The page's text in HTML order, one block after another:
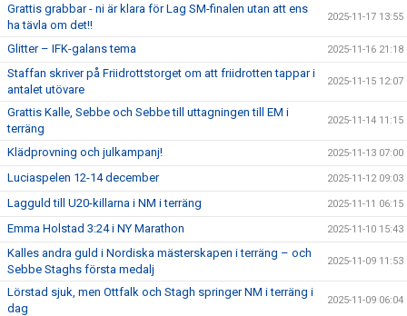
Grattis grabbar - ni är klara för Lag SM-finalen utan att ens
ha tävla om det!!
2025-11-17 13:55
Glitter – IFK-galans tema 2025-11-16 21:18
Staffan skriver på Friidrottstorget om att friidrotten tappar i
antalet utövare
2025-11-15 12:07
Grattis Kalle, Sebbe och Sebbe till uttagningen till EM i
terräng
2025-11-14 11:15
Klädprovning och julkampanj! 2025-11-13 07:00
Luciaspelen 12-14 december 2025-11-12 09:03
Lagguld till U20-killarna i NM i terräng 2025-11-11 06:15
Emma Holstad 3:24 i NY Marathon 2025-11-10 15:43
Kalles andra guld i Nordiska mästerskapen i terräng – och
Sebbe Staghs första medalj
2025-11-09 11:53
Lörstad sjuk, men Ottfalk och Stagh springer NM i terräng i
dag
2025-11-09 06:04